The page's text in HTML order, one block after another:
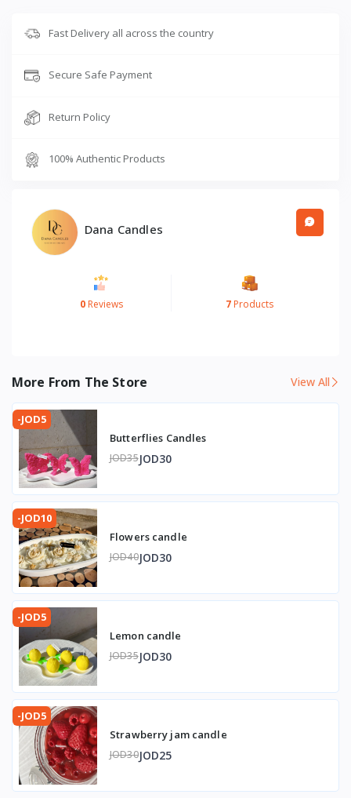
Fast Delivery all across the country
Secure Safe Payment
Return Policy
100% Authentic Products
Dana Candles
0 Reviews 7 Products
More From The Store View All
-JOD5
Butterflies Candles
JOD35JOD30
-JOD10
Flowers candle
JOD40JOD30
-JOD5
Lemon candle
JOD35JOD30
-JOD5
Strawberry jam candle
JOD30JOD25